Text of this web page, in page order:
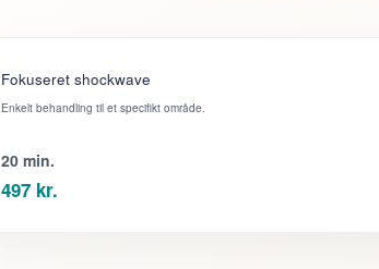
Fokuseret shockwave
Enkelt behandling til et specifikt område.
20 min.
497 kr.